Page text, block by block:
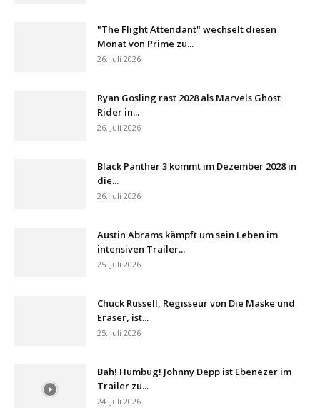
"The Flight Attendant" wechselt diesen
Monat von Prime zu...
26. Juli 2026
Ryan Gosling rast 2028 als Marvels Ghost
Rider in...
26. Juli 2026
Black Panther 3 kommt im Dezember 2028 in
die...
26. Juli 2026
Austin Abrams kämpft um sein Leben im
intensiven Trailer...
25. Juli 2026
Chuck Russell, Regisseur von Die Maske und
Eraser, ist...
25. Juli 2026
Bah! Humbug! Johnny Depp ist Ebenezer im
Trailer zu...
24. Juli 2026